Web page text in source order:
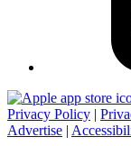
Privacy Policy |
Advertise |